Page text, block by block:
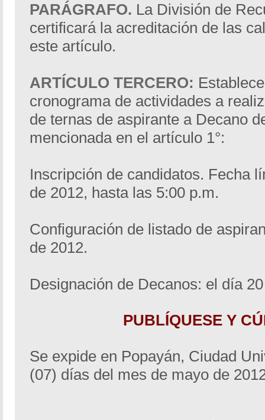
PARÁGRAFO. La División de
certificará la acreditación de las
este artículo.
ARTÍCULO TERCERO:
cronograma de actividades a
de ternas de aspirante a Decano
mencionada en el artículo 1°:
Inscripción de candidatos. Fecha
de 2012, hasta las 5:00 p.m.
Configuración de listado de
de 2012.
Designación de Decanos: el día
PUBLÍQUESE Y
Se expide en Popayán, Ciudad
(07) días del mes de mayo de